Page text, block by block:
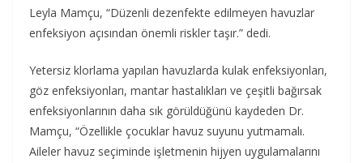
Leyla Mamçu, “Düzenli dezenfekte edilmeyen havuzlar
enfeksiyon açısından önemli riskler taşır.” dedi.
Yetersiz klorlama yapılan havuzlarda kulak enfeksiyonları,
göz enfeksiyonları, mantar hastalıkları ve çeşitli bağırsak
enfeksiyonlarının daha sık görüldüğünü kaydeden Dr.
Mamçu, “Özellikle çocuklar havuz suyunu yutmamalı.
Aileler havuz seçiminde işletmenin hijyen uygulamalarını